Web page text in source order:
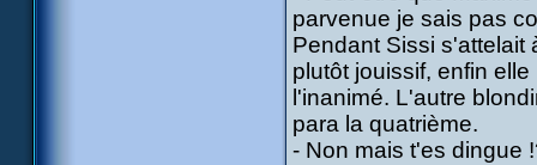
parvenue je sais pas
Pendant Sissi s'attelait
plutôt jouissif, enfin
l'inanimé. L'autre
para la quatrième.
- Non mais t'es dingue